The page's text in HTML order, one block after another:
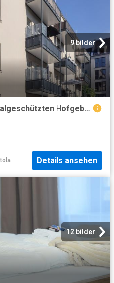
9 bilder
Traumwohnung im denkmalgeschützten Hofgebäude am Kaßberg mit Gartenanteil!
Details ansehen
12 bilder